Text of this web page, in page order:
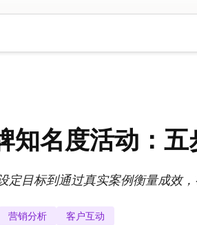
知名度活动：
目标到通过真实案例衡量成效，
营销分析 客户互动